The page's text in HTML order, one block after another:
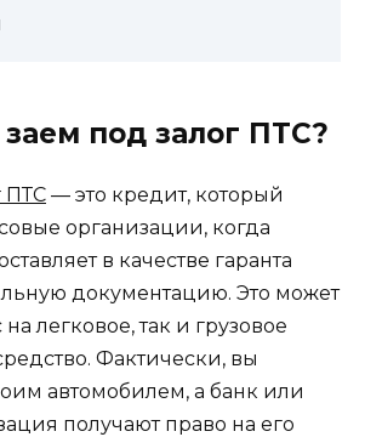
заем под залог ПТС?
ПТС — это кредит, который
организации, когда
в качестве гаранта
документацию. Это может
легковое, так и грузовое
Фактически, вы
автомобилем, а банк или
получают право на его